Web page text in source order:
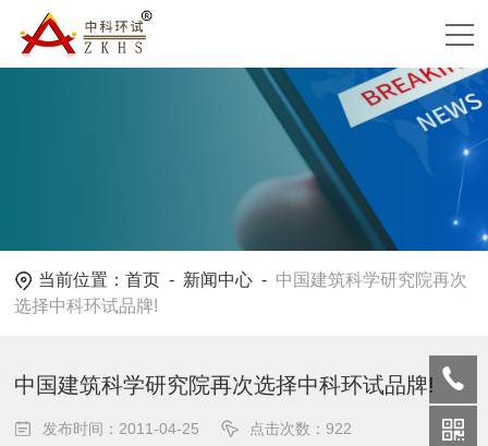
当前位置：首页 - 新闻中心 - 中国建筑科学研究院再次
选择中科环试品牌!
中国建筑科学研究院再次选择中科环试品牌!
发布时间：2011-04-25 点击次数：922